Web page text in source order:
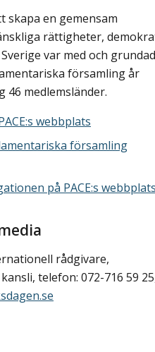
en gemensam
rättigheter,
var med och
församling år
46 medlemsländer.
webbplats
församling
på PACE:s
rådgivare,
telefon: 072-716 59